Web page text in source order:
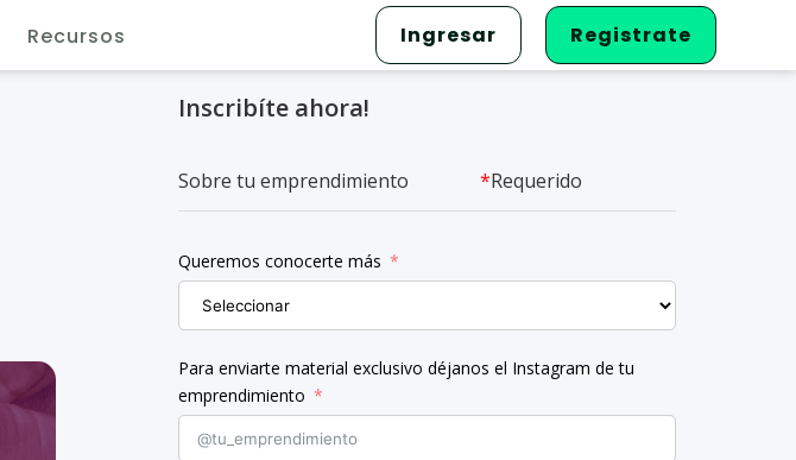
Recursos Ingresar Registrate
Inscribíte ahora!
Sobre tu emprendimiento *Requerido
Queremos conocerte más
Para enviarte material exclusivo déjanos el Instagram de tu
emprendimiento